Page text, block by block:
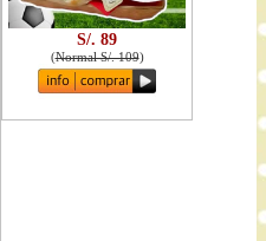
S/. 89
(Normal S/. 109)